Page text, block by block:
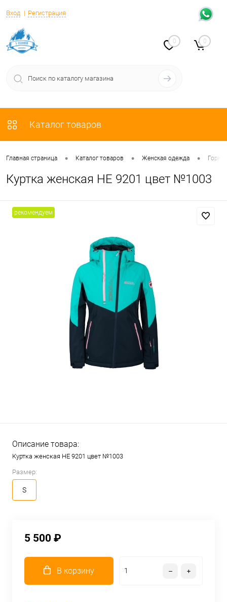
Вход Регистрация
0 0
Каталог товаров
Главная страница • Каталог товаров • Женская одежда •
Куртка женская HE 9201 цвет №1003
рекомендуем
Описание товара:
Куртка женская HE 9201 цвет №1003
Размер:
S
5 500 ₽
В корзину